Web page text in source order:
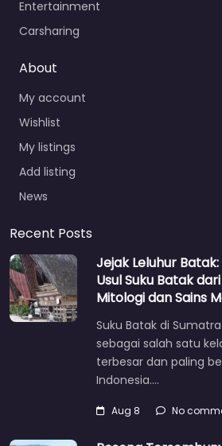
Entertainment
Carsharing
About
My account
Wishlist
My listings
Add listing
News
Recent Posts
Jejak Leluhur
Usul Suku Batak
Mitologi dan Sains
Suku Batak di
sebagai salah satu
terbesar dan paling
Indonesia.…
Aug 8 No